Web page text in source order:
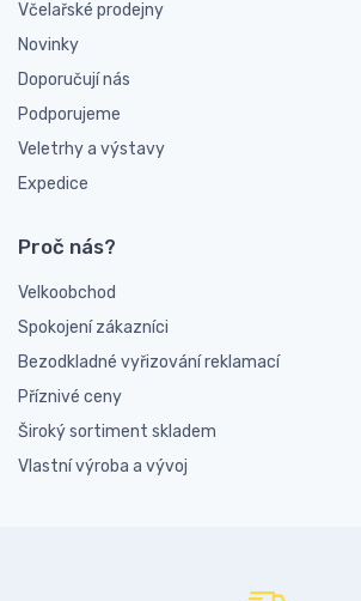
Včelařské prodejny
Novinky
Doporučují nás
Podporujeme
Veletrhy a výstavy
Expedice
Proč nás?
Velkoobchod
Spokojení zákazníci
Bezodkladné vyřizování reklamací
Příznivé ceny
Široký sortiment skladem
Vlastní výroba a vývoj